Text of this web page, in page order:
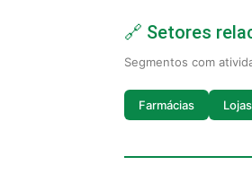
🔗 Setores
Segmentos com
Farmácias